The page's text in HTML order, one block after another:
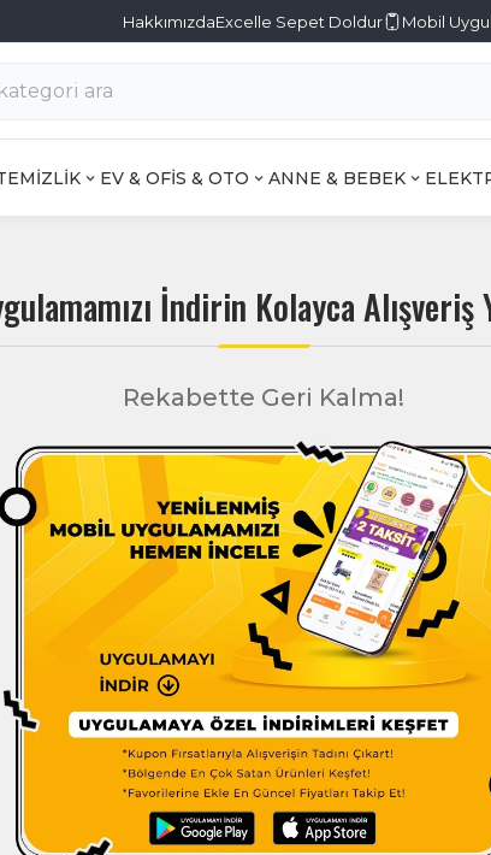
HakkımızdaExcelle Sepet Doldur Mobil
EV & OFİS & OTO ANNE & BEBEK
İndirin Kolayca Alışveriş
Rekabette Geri Kalma!